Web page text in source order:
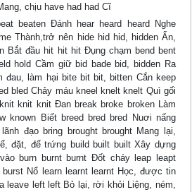
chịu have had had Cĩ
beaten Đánh hear heard heard Nghe
Thành,trở nên hide hid hid, hidden Ẩn,
Bắt đầu hit hit hit Đụng chạm bend bent
hold Cầm giữ bid bade bid, bidden Ra
đau, làm hại bite bit bit, bitten Cắn keep
bled Chảy máu kneel knelt knelt Quì gối
knit knit Đan break broke broken Làm
known Biết breed bred bred Nuơi nấng
đạo bring brought brought Mang lại,
đặt, để trứng build built built Xây dựng
burn burnt burnt Đốt cháy leap leapt
burst Nổ learn learnt learnt Học, được tin
leave left left Bỏ lại, rời khỏi Liệng, ném,